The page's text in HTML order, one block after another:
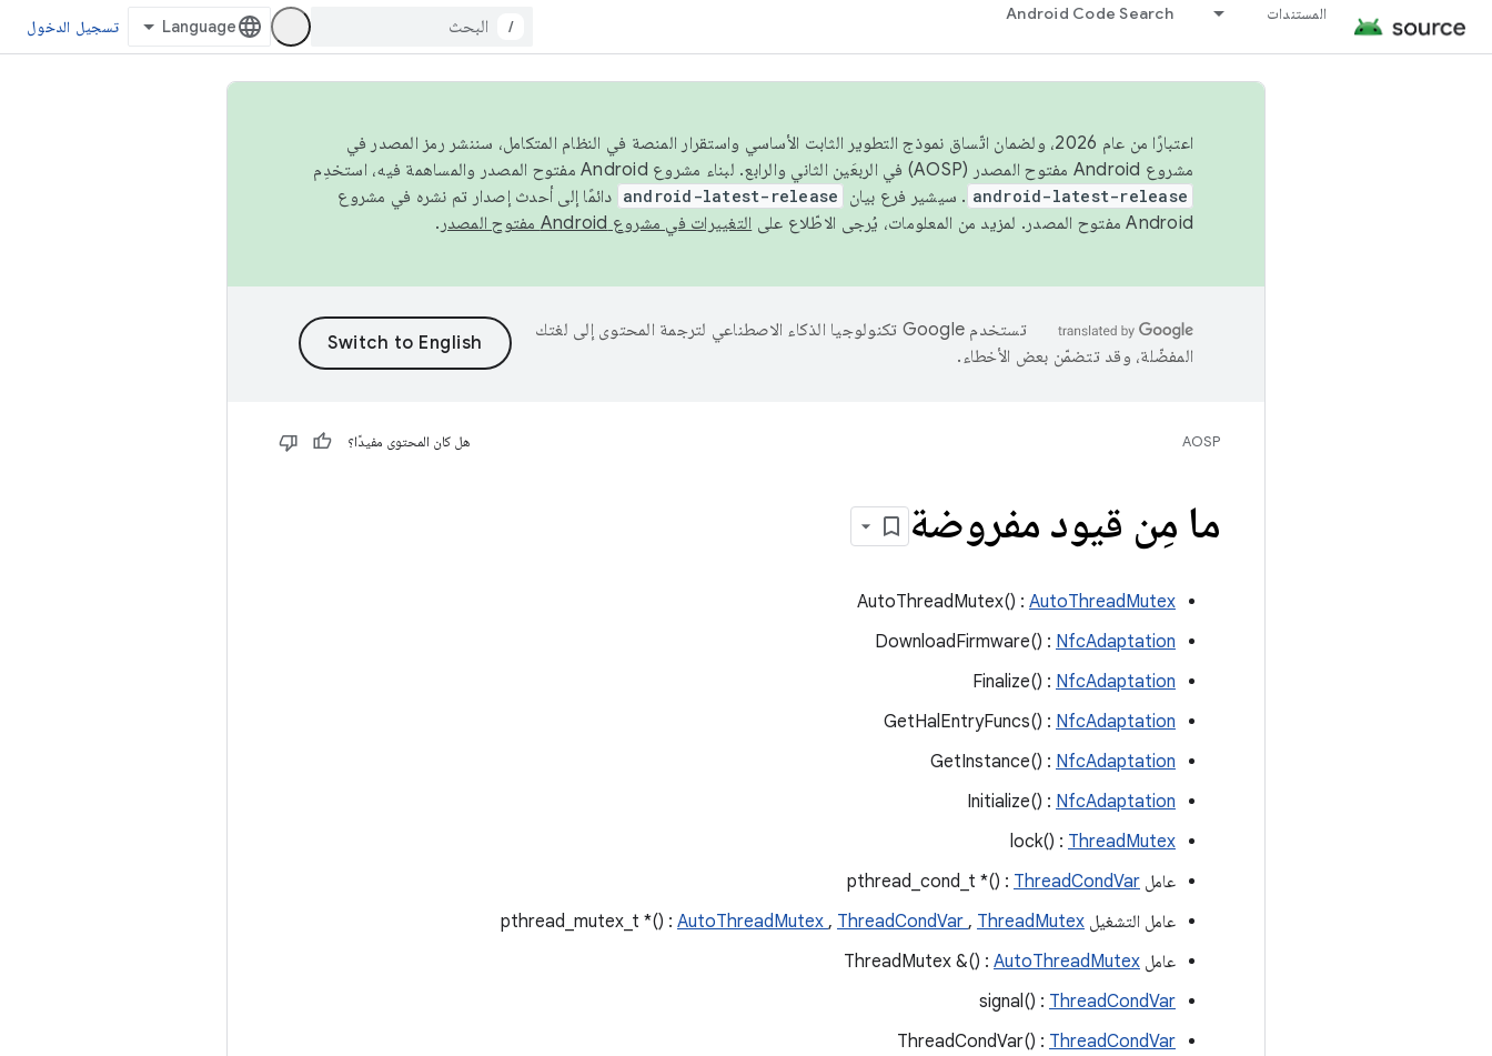
المستندات Android Code Search
/ تسجيل الدخول
اعتبارًا من عام 2026، ولضمان اتّساق نموذج التطوير الثابت الأساسي واستقرار المنصة في النظام المتكامل، سننشر رمز المصدر في
مشروع Android مفتوح المصدر (AOSP) في الربعَين الثاني والرابع. لبناء مشروع Android مفتوح المصدر والمساهمة فيه، استخدِم
android-latest-release . سيشير فرع بيان android-latest-release دائمًا إلى أحدث إصدار تم نشره في مشروع
Android مفتوح المصدر. لمزيد من المعلومات، يُرجى الاطّلاع على
التغييرات في مشروع Android مفتوح المصدر .
تستخدم Google تكنولوجيا الذكاء الاصطناعي لترجمة المحتوى إلى لغتك
المفضّلة، وقد تتضمّن بعض الأخطاء.
AOSP هل كان المحتوى مفيدًا؟
ما مِن قيود مفروضة
AutoThreadMutex() : AutoThreadMutex
DownloadFirmware() : NfcAdaptation
Finalize() : NfcAdaptation
GetHalEntryFuncs() : NfcAdaptation
GetInstance() : NfcAdaptation
Initialize() : NfcAdaptation
lock() : ThreadMutex
عامل pthread_cond_t *() : ThreadCondVar
عامل التشغيل pthread_mutex_t *() :
AutoThreadMutex , ThreadCondVar , ThreadMutex
عامل ThreadMutex &() : AutoThreadMutex
signal() : ThreadCondVar
ThreadCondVar() : ThreadCondVar